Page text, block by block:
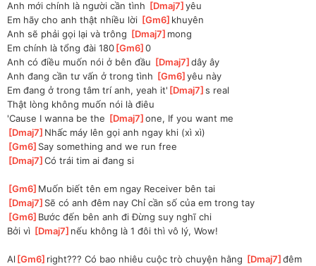
Anh mới chính là người cần tình [Dmaj7 ]
yêu
Em hãy cho anh thật nhiều lời [Gm6 ]khuyên
Anh sẽ phải gọi lại và trông [Dmaj7 ]mong
Em chính là tổng đài 180[Gm6 ]
0
Anh có điều muốn nói ở bên đầu [Dmaj7 ]
dây ây
Anh đang cần tư vấn ở trong tình [Gm6 ]
yêu này
Em đang ở trong tâm trí anh, yeah it' [Dmaj7 ]
s real
Thật lòng không muốn nói là điêu
'Cause I wanna be the [Dmaj7 ]
one, If you want me
[Dmaj7 ]Nhấc máy lên gọi anh ngay khi (xì xì)
[Gm6 ]Say something and we run free
[Dmaj7 ]
Có trái tim ai đang si
[Gm6 ]Muốn biết tên em ngay Receiver bên tai
[Dmaj7 ]Sẽ có anh đêm nay Chỉ cần số của em trong tay
[Gm6 ]Bước đến bên anh đi Đừng suy nghĩ chi
Bởi vì [Dmaj7 ]nếu không là 1 đôi thì vô lý, Wow!
Al [Gm6 ]right??? Có bao nhiêu cuộc trò chuyện hằng [Dmaj7 ]
đêm